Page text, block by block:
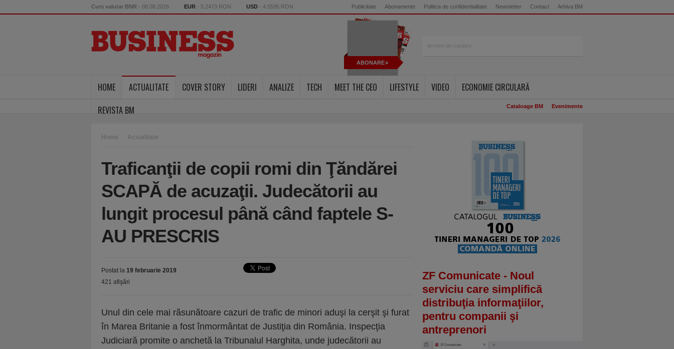
Curs valutar BNR - 08.08.2026 EUR - 5.2473 RON USD - 4.5595 RON Publicitate Abonamente Politica de confidentialitate Newsletter Contact Arhiva BM
ABONARE
HOME ACTUALITATE COVER STORY LIDERI ANALIZE TECH MEET THE CEO LIFESTYLE VIDEO
ECONOMIE CIRCULARĂ
REVISTA BM
Cataloage BM Evenimente
Home Actualitate
Traficanţii de copii romi din Ţăndărei
SCAPĂ de acuzaţii. Judecătorii au
lungit procesul până când faptele S-
AU PRESCRIS
Postat la 19 februarie 2019
421 afişări
Unul din cele mai răsunătoare cazuri de trafic de minori aduşi la cerşit şi furat
în Marea Britanie a fost înmormântat de Justiţia din România. Inspecţia
Judiciară promite o anchetă la Tribunalul Harghita, unde judecătorii au
ZF Comunicate - Noul
serviciu care simplifică
distribuţia informaţiilor,
pentru companii şi
antreprenori